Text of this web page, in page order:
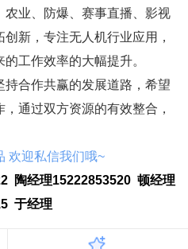
业、防爆、赛事直播、影视
新，专注无人机行业应用，
工作效率的大幅提升。
合作共赢的发展道路，希望
通过双方资源的有效整合，
欢迎私信我们哦~
陶经理15222853520 顿经理
于经理